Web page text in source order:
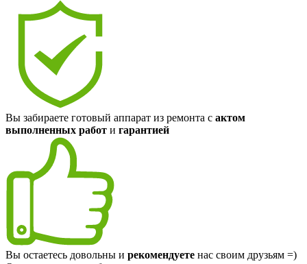
Вы забираете готовый аппарат из ремонта с актом
выполненных работ и гарантией
Вы остаетесь довольны и рекомендуете нас своим друзьям =)